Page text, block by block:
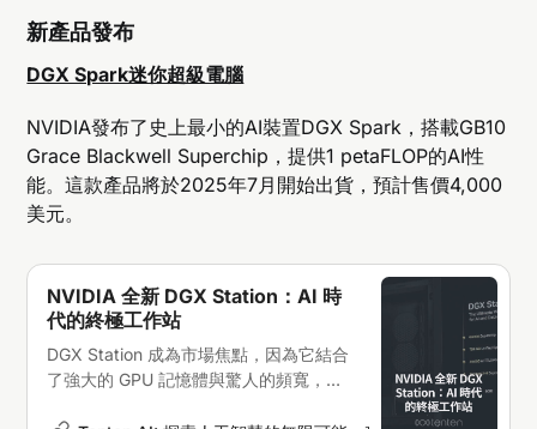
新產品發布
DGX Spark迷你超級電腦
NVIDIA發布了史上最小的AI裝置DGX Spark，搭載GB10
Grace Blackwell Superchip，提供1 petaFLOP的AI性
能。這款產品將於2025年7月開始出貨，預計售價4,000
美元。
NVIDIA 全新 DGX Station：AI 時
代的終極工作站
DGX Station 成為市場焦點，因為它結合
了強大的 GPU 記憶體與驚人的頻寬，讓